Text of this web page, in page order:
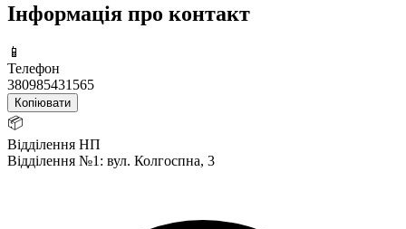
Інформація про контакт
📱
Телефон
380985431565
Копіювати
📦
Відділення НП
Відділення №1: вул. Колгоспна, 3